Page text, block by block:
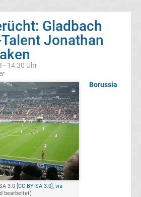
Gladbach
Jonathan
- 14:30 Uhr
3.0 [CC BY-SA 3.0], via
bearbeitet)
Borussia